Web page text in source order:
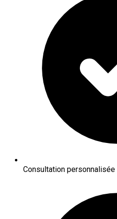
Consultation personnalisée